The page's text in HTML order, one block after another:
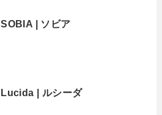
SOBIA | ソビア
Lucida | ルシーダ